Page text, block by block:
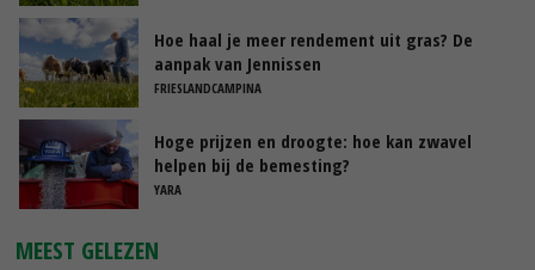
Hoe haal je meer rendement uit gras? De
aanpak van Jennissen
FRIESLANDCAMPINA
Hoge prijzen en droogte: hoe kan zwavel
helpen bij de bemesting?
YARA
MEEST GELEZEN